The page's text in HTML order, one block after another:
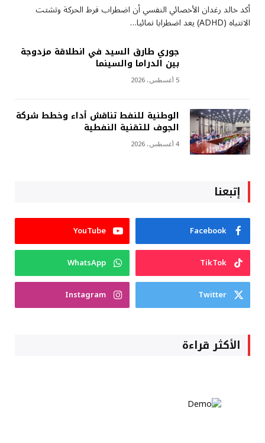
أكد خالد رغدان الأخصائي النفسي أن اضطراب فرط الحركة وتشتت
الانتباه (ADHD) يعد اضطرابا نمائيا…
جوري طارق السيد في انطلاقة مزدوجة
بين الدراما والسينما
5 أغسطس، 2026
الوطنية للنفط تناقش أداء وخطط شركة
الجوف للتقنية النفطية
4 أغسطس، 2026
إتبعنا
Facebook
YouTube
TikTok
WhatsApp
Twitter
Instagram
الأكثر قراءة